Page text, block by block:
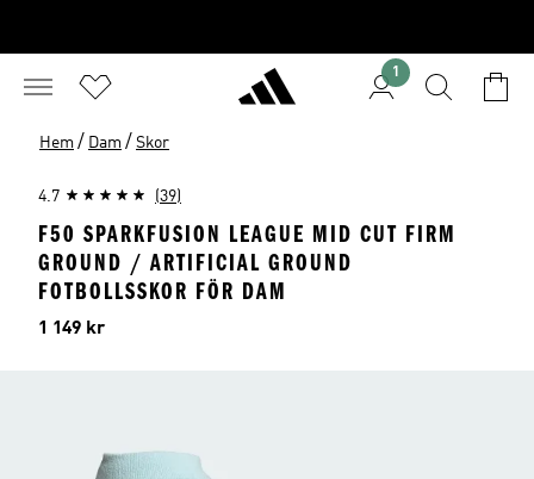
1
Hem / Dam / Skor
4.7 (39)
F50 SPARKFUSION LEAGUE MID CUT FIRM
GROUND / ARTIFICIAL GROUND
FOTBOLLSSKOR FÖR DAM
Pris
1 149 kr